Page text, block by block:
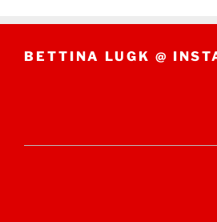
BETTINA LUGK @